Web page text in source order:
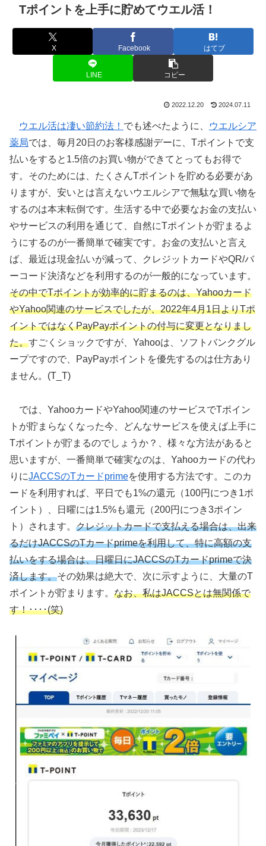
Tポイントを上手に貯めてウエル活！
X Facebook はてブ
LINE コピー
2022.12.20 2024.07.11
ウエル活は凄い節約法！ でも述べたように、
ウエルシア
薬局では、毎月20日のお客様感謝デーに、Tポイントで支
払いをすると1.5倍のお買い物ができてとってもお得で
す。そのためには、たくさんTポイントを貯める必要があ
りますが、安いとは言えないウエルシアで無駄な買い物を
するのは本末転倒です。生活する中で必要なお金の支払い
やサービスの利用を通じて、自然にTポイントが貯まるよ
うにするのが一番簡単で確実です。お金の支払いと言え
ば、最近は現金払いが減って、クレジットカードやQR/バ
ーコード決済などを利用するのが一般的になっています。
その中でTポイントが効率的に貯まるのは、Yahooカード
やYahoo関連のサービスでしたが、2022年4月1日よりTポ
イントではなくPayPayポイントの付与に変更となりまし
た。すごくショックですが、Yahooは、ソフトバンクグル
ープですので、PayPayポイントを優先するのは仕方あり
ません。(T_T)
では、YahooカードやYahoo関連のサービスでTポイン
トが貯まらなくなった今、どんなサービスを使えば上手に
Tポイントが貯まるのでしょうか？、様々な方法があると
思いますが、一番簡単で確実なのは、Yahooカードの代わ
りにJACCSのTカードprimeを使用する方法です。このカ
ードを利用すれば、平日でも1%の還元（100円につき1ポ
イント）、日曜には1.5%も還元（200円につき3ポイン
ト）されます。 クレジットカードで支払える場合は、出来
るだけJACCSのTカードprimeを利用して、特に高額の支
払いをする場合は、日曜日にJACCSのTカードprimeで決
済します。その効果は絶大で、次に示すように、大量のT
ポイントが貯まります。 なお、私はJACCSとは無関係で
す！････(笑)